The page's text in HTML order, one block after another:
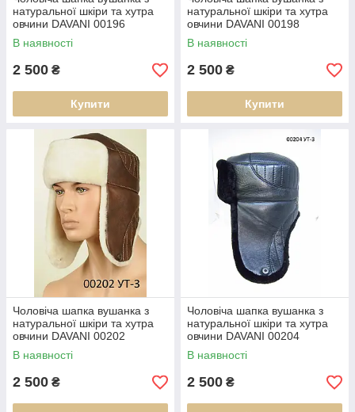
натуральної шкіри та хутра
овчини DAVANI 00196
В наявності
2 500 ₴
Купити
натуральної шкіри та хутра
овчини DAVANI 00198
В наявності
2 500 ₴
Купити
Чоловіча шапка вушанка з
натуральної шкіри та хутра
овчини DAVANI 00202
В наявності
2 500 ₴
Чоловіча шапка вушанка з
натуральної шкіри та хутра
овчини DAVANI 00204
В наявності
2 500 ₴